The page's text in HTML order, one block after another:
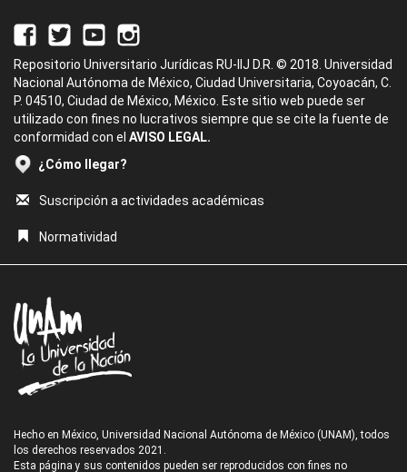
Repositorio Universitario Jurídicas RU-IIJ D.R. © 2018. Universidad
Nacional Autónoma de México, Ciudad Universitaria, Coyoacán, C.
P. 04510, Ciudad de México, México. Este sitio web puede ser
utilizado con fines no lucrativos siempre que se cite la fuente de
conformidad con el AVISO LEGAL.
¿Cómo llegar?
Suscripción a actividades académicas
Normatividad
Hecho en México, Universidad Nacional Autónoma de México (UNAM), todos
los derechos reservados 2021.
Esta página y sus contenidos pueden ser reproducidos con fines no